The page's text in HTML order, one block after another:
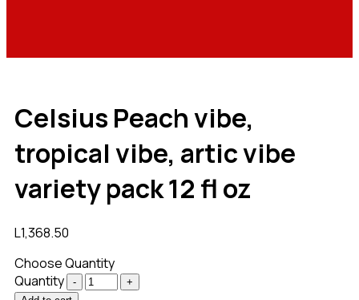
Celsius Peach vibe,
tropical vibe, artic vibe
variety pack 12 fl oz
L1,368.50
Choose Quantity
Quantity